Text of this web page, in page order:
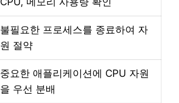
불필요한 프로세스를 종료하여 자
원 절약
중요한 애플리케이션에 CPU 자원
을 우선 분배